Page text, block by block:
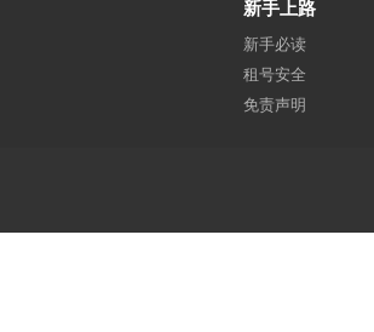
新手上路
新手必读
租号安全
免责声明